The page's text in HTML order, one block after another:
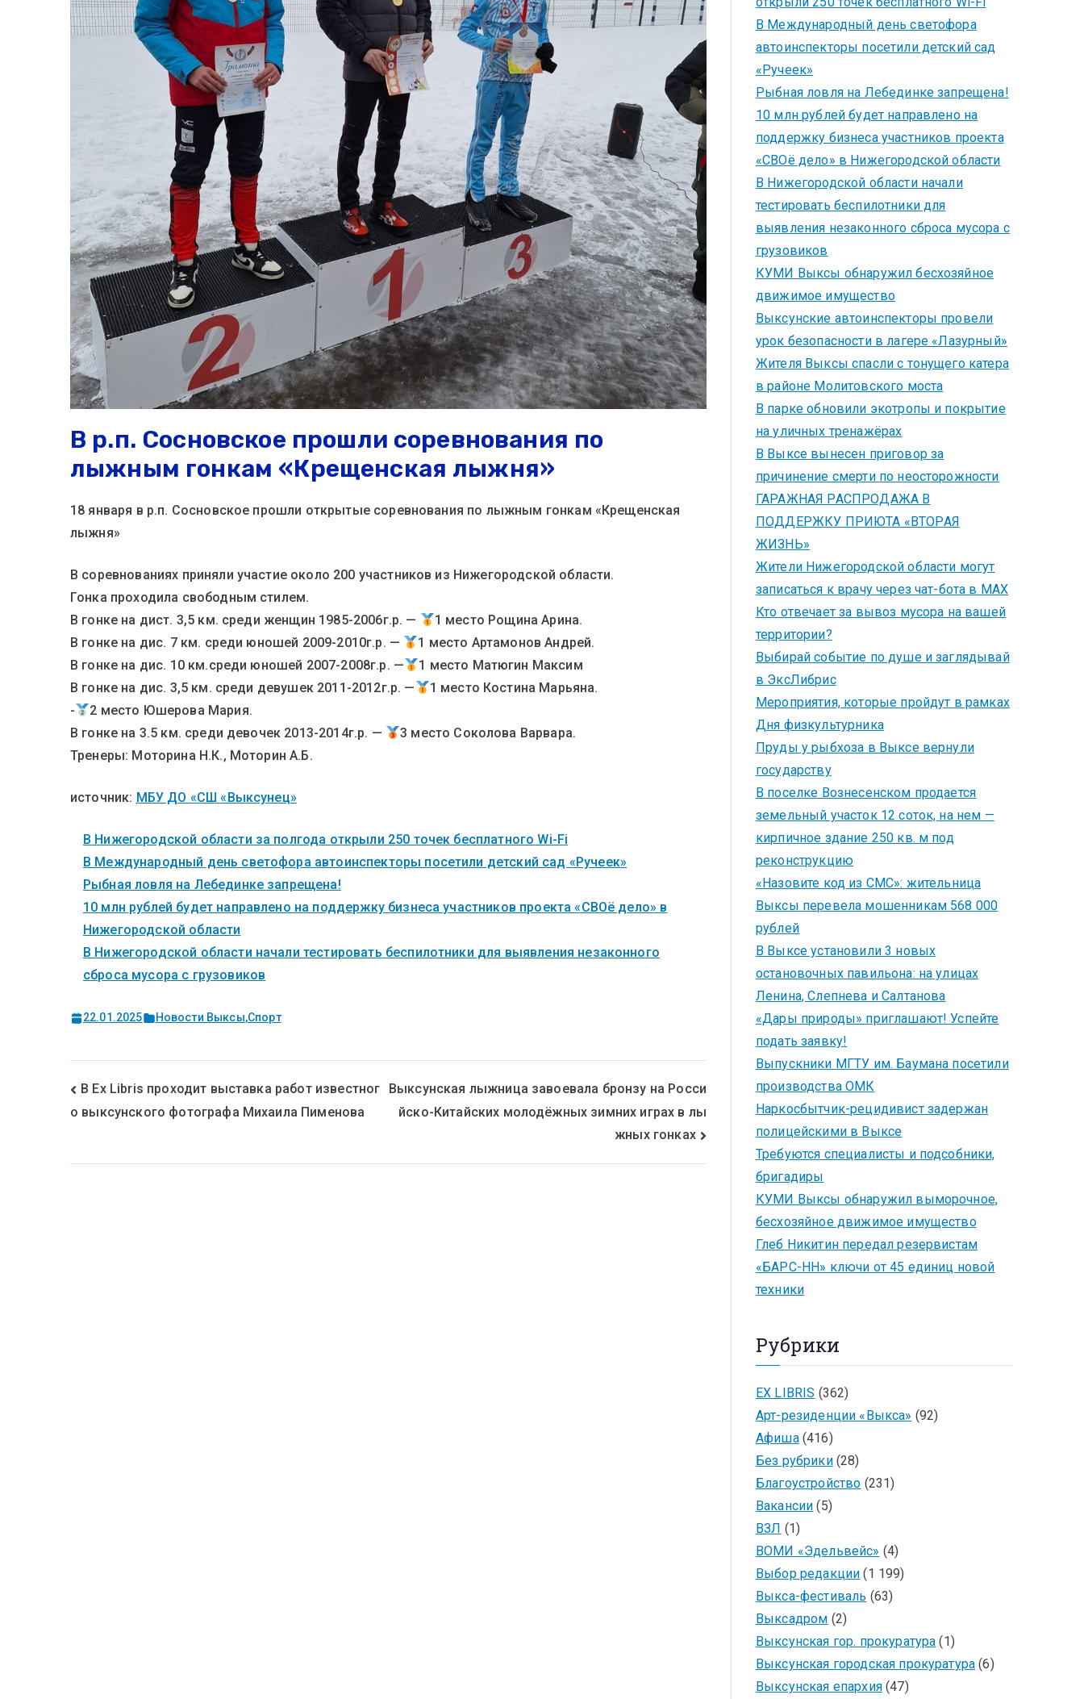
В р.п. Сосновское прошли соревнования по
лыжным гонкам «Крещенская лыжня»
18 января в р.п. Сосновское прошли открытые соревнования по лыжным гонкам «Крещенская
лыжня»
В соревнованиях приняли участие около 200 участников из Нижегородской области.
Гонка проходила свободным стилем.
В гонке на дист. 3,5 км. среди женщин 1985-2006г.р. —
1 место Рощина Арина.
В гонке на дис. 7 км. среди юношей 2009-2010г.р. —
1 место Артамонов Андрей.
В гонке на дис. 10 км.среди юношей 2007-2008г.р. —
1 место Матюгин Максим
В гонке на дис. 3,5 км. среди девушек 2011-2012г.р. —
1 место Костина Марьяна.
-
2 место Юшерова Мария.
В гонке на 3.5 км. среди девочек 2013-2014г.р. —
3 место Соколова Варвара.
Тренеры: Моторина Н.К., Моторин А.Б.
источник: МБУ ДО «СШ «Выксунец»
В Нижегородской области за полгода открыли 250 точек бесплатного Wi-Fi
В Международный день светофора автоинспекторы посетили детский сад «Ручеек»
Рыбная ловля на Лебединке запрещена!
10 млн рублей будет направлено на поддержку бизнеса участников проекта «СВОё дело» в
Нижегородской области
В Нижегородской области начали тестировать беспилотники для выявления незаконного
сброса мусора с грузовиков
22.01.2025 Новости Выксы,Спорт
В Ex Libris проходит выставка работ известног
о выксунского фотографа Михаила Пименова
Выксунская лыжница завоевала бронзу на Росси
йско-Китайских молодёжных зимних играх в лы
жных гонках
В Международный день светофора
автоинспекторы посетили детский сад
«Ручеек»
Рыбная ловля на Лебединке запрещена!
10 млн рублей будет направлено на
поддержку бизнеса участников проекта
«СВОё дело» в Нижегородской области
В Нижегородской области начали
тестировать беспилотники для
выявления незаконного сброса мусора с
грузовиков
КУМИ Выксы обнаружил бесхозяйное
движимое имущество
Выксунские автоинспекторы провели
урок безопасности в лагере «Лазурный»
Жителя Выксы спасли с тонущего катера
в районе Молитовского моста
В парке обновили экотропы и покрытие
на уличных тренажёрах
В Выксе вынесен приговор за
причинение смерти по неосторожности
ГАРАЖНАЯ РАСПРОДАЖА В
ПОДДЕРЖКУ ПРИЮТА «ВТОРАЯ
ЖИЗНЬ»
Жители Нижегородской области могут
записаться к врачу через чат-бота в MAX
Кто отвечает за вывоз мусора на вашей
территории?
Выбирай событие по душе и заглядывай
в ЭксЛибрис
Мероприятия, которые пройдут в рамках
Дня физкультурника
Пруды у рыбхоза в Выксе вернули
государству
В поселке Вознесенском продается
земельный участок 12 соток, на нем —
кирпичное здание 250 кв. м под
реконструкцию
«Назовите код из СМС»: жительница
Выксы перевела мошенникам 568 000
рублей
В Выксе установили 3 новых
остановочных павильона: на улицах
Ленина, Слепнева и Салтанова
«Дары природы» приглашают! Успейте
подать заявку!
Выпускники МГТУ им. Баумана посетили
производства ОМК
Наркосбытчик-рецидивист задержан
полицейскими в Выксе
Требуются специалисты и подсобники,
бригадиры
КУМИ Выксы обнаружил выморочное,
бесхозяйное движимое имущество
Глеб Никитин передал резервистам
«БАРС-НН» ключи от 45 единиц новой
техники
Рубрики
EX LIBRIS (362)
Арт-резиденции «Выкса» (92)
Афиша(416)
Без рубрики(28)
Благоустройство (231)
Вакансии (5)
ВЗЛ (1)
ВОМИ «Эдельвейс» (4)
Выбор редакции (1 199)
Выкса-фестиваль (63)
Выксадром (2)
Выксунская гор. прокуратура (1)
Выксунская городская прокуратура (6)
Выксунская епархия(47)